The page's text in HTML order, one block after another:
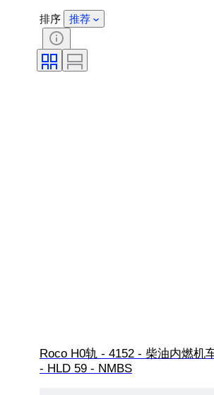
排序 推荐
Roco H0轨 - 4152 - 柴油内燃机
- HLD 59 - NMBS